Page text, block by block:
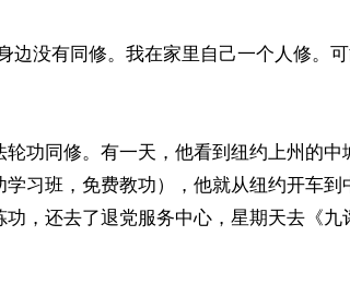
边没有同修。我在家里自己一个人修。
功同修。有一天，他看到纽约上州的中
习班，免费教功），他就从纽约开车到
，还去了退党服务中心，星期天去《九